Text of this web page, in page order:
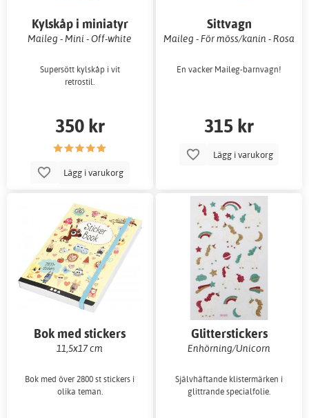
Kylskåp i miniatyr
Maileg - Mini - Off-white
Supersött kylskåp i vit
retrostil.
350 kr
Lägg i varukorg
Sittvagn
Maileg - För möss/kanin - Rosa
En vacker Maileg-barnvagn!
315 kr
Lägg i varukorg
Bok med stickers
11,5x17 cm
Bok med över 2800 st stickers i
olika teman.
Glitterstickers
Enhörning/Unicorn
Självhäftande klistermärken i
glittrande specialfolie.